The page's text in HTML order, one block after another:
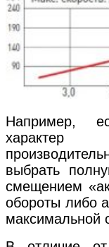
Например,
характер
выбрать
смещением
обороты либо
максимальной